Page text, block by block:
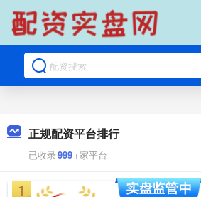
正规配资平台排行
已收录999+家平台